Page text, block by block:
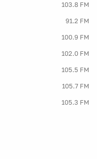
103.8 FM
91.2 FM
100.9 FM
102.0 FM
105.5 FM
105.7 FM
105.3 FM